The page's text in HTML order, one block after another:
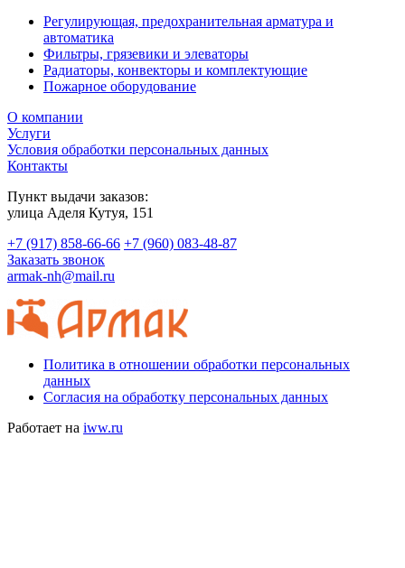
Регулирующая, предохранительная арматура и
автоматика
Фильтры, грязевики и элеваторы
Радиаторы, конвекторы и комплектующие
Пожарное оборудование
О компании
Услуги
Условия обработки персональных данных
Контакты
Пункт выдачи заказов:
​улица Аделя Кутуя, 151
+7 (917) 858-66-66 +7 (960) 083-48-87
Заказать звонок
armak-nh@mail.ru
Политика в отношении обработки персональных
данных
Согласия на обработку персональных данных
Работает на iww.ru